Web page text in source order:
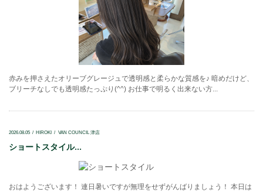
赤みを押さえたオリーブグレージュで透明感と柔らかな質感を♪ 暗めだけど、
ブリーチなしでも透明感たっぷり(^^) お仕事で明るく出来ない方...
2026.08.05 HIROKI VAN COUNCIL 津店
ショートスタイル...
おはようございます！ 連日暑いですが無理をせずがんばりましょう！ 本日は